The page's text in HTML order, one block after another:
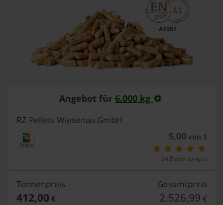
AT007
Angebot für 6.000 kg
RZ Pellets Wiesenau GmbH
5,00 von 5
24 Bewertungen
Tonnenpreis
412,00 €
Gesamtpreis
2.526,99 €